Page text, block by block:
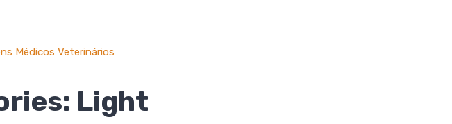
Médicos Veterinários
Light